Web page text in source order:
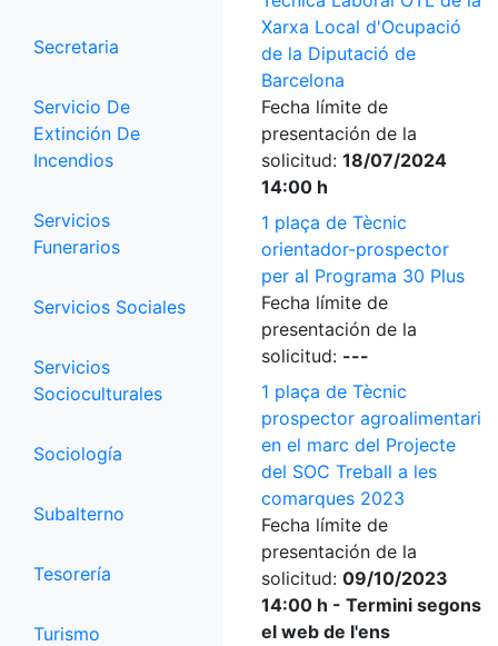
Secretaria
Servicio De
Extinción De
Incendios
Servicios
Funerarios
Servicios Sociales
Servicios
Socioculturales
Sociología
Subalterno
Tesorería
Turismo
Xarxa Local d'Ocupació
de la Diputació de
Barcelona
Fecha límite de
presentación de la
solicitud: 18/07/2024
14:00 h
1 plaça de Tècnic
orientador-prospector
per al Programa 30 Plus
Fecha límite de
presentación de la
solicitud: ---
1 plaça de Tècnic
prospector agroalimentari
en el marc del Projecte
del SOC Treball a les
comarques 2023
Fecha límite de
presentación de la
solicitud: 09/10/2023
14:00 h - Termini segons
el web de l'ens